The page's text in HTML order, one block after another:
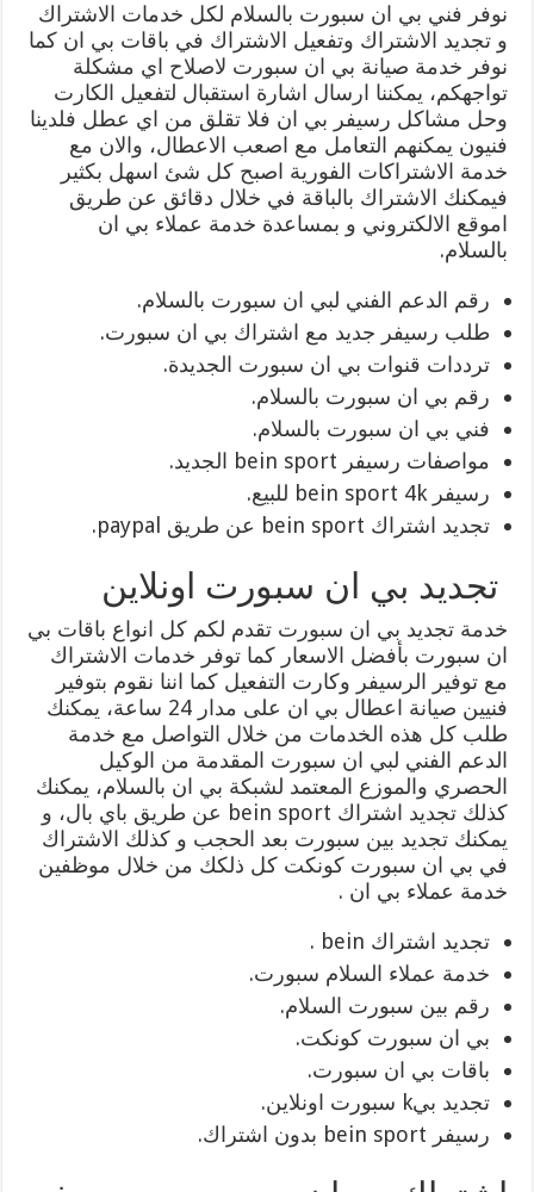
نوفر فني بي ان سبورت بالسلام لكل خدمات الاشتراك
و تجديد الاشتراك وتفعيل الاشتراك في باقات بي ان كما
نوفر خدمة صيانة بي ان سبورت لاصلاح اي مشكلة
تواجهكم، يمكننا ارسال اشارة استقبال لتفعيل الكارت
وحل مشاكل رسيفر بي ان فلا تقلق من اي عطل فلدينا
فنيون يمكنهم التعامل مع اصعب الاعطال، والان مع
خدمة الاشتراكات الفورية اصبح كل شئ اسهل بكثير
فيمكنك الاشتراك بالباقة في خلال دقائق عن طريق
اموقع الالكتروني و بمساعدة خدمة عملاء بي ان
بالسلام.
رقم الدعم الفني لبي ان سبورت بالسلام.
طلب رسيفر جديد مع اشتراك بي ان سبورت.
ترددات قنوات بي ان سبورت الجديدة.
رقم بي ان سبورت بالسلام.
فني بي ان سبورت بالسلام.
مواصفات رسيفر bein sport الجديد.
رسيفر bein sport 4k للبيع.
تجديد اشتراك bein sport عن طريق paypal.
تجديد بي ان سبورت اونلاين
خدمة تجديد بي ان سبورت تقدم لكم كل انواع باقات بي
ان سبورت بأفضل الاسعار كما توفر خدمات الاشتراك
مع توفير الرسيفر وكارت التفعيل كما اننا نقوم بتوفير
فنيين صيانة اعطال بي ان على مدار 24 ساعة، يمكنك
طلب كل هذه الخدمات من خلال التواصل مع خدمة
الدعم الفني لبي ان سبورت المقدمة من الوكيل
الحصري والموزع المعتمد لشبكة بي ان بالسلام، يمكنك
كذلك تجديد اشتراك bein sport عن طريق باي بال، و
يمكنك تجديد بين سبورت بعد الحجب و كذلك الاشتراك
في بي ان سبورت كونكت كل ذلكك من خلال موظفين
خدمة عملاء بي ان .
تجديد اشتراك bein .
خدمة عملاء السلام سبورت.
رقم بين سبورت السلام.
بي ان سبورت كونكت.
باقات بي ان سبورت.
تجديد بيk سبورت اونلاين.
رسيفر bein sport بدون اشتراك.